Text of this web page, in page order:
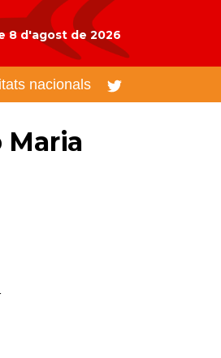
8 d'agost de 2026
nacionals
Maria